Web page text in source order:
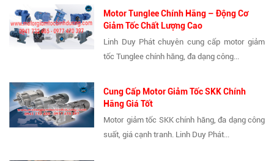
Motor Tunglee Chính Hãng – Động Cơ
Giảm Tốc Chất Lượng Cao
Linh Duy Phát chuyên cung cấp motor giảm
tốc Tunglee chính hãng, đa dạng công...
Cung Cấp Motor Giảm Tốc SKK Chính
Hãng Giá Tốt
Motor giảm tốc SKK chính hãng, đa dạng công
suất, giá cạnh tranh. Linh Duy Phát...